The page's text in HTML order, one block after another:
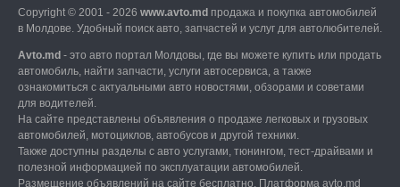
Copyright © 2001 - 2026 www.avto.md продажа и покупка автомобилей
в Молдове. Удобный поиск авто, запчастей и услуг для автолюбителей.
Avto.md - это авто портал Молдовы, где вы можете купить или продать
автомобиль, найти запчасти, услуги автосервиса, а также
ознакомиться с актуальными авто новостями, обзорами и советами
для водителей.
На сайте представлены объявления о продаже легковых и грузовых
автомобилей, мотоциклов, автобусов и другой техники.
Также доступны разделы с авто услугами, тюнингом, тест-драйвами и
полезной информацией по эксплуатации автомобилей.
Размещение объявлений на сайте бесплатно. Платформа avto.md